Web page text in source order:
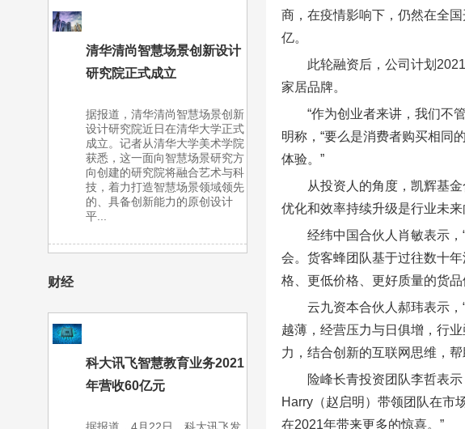
清华清尚智慧场景创新设计
研究院正式成立
据报道，清华清尚智慧场景创新
设计研究院近日在清华大学正式
成立。记者从清华大学美术学院
获悉，这一面向智慧场景研究方
向创建的研究院将融合艺术与科
技，着力打造智慧场景领域领先
的、具备创新能力的原创设计
平...
财经
科大讯飞智慧教育业务2021
年营收60亿元
商，在疫情影响下，仍然在全
亿。
此轮融资后，公司计划
家居品牌。
“作为创业者来讲，我们不
明称，“要么是消费者购买相同
体验。”
从投资人的角度，凯辉基
优化和效率持续升级是行业未
经纬中国合伙人肖敏表示
会。货客蜂团队基于过往数十
格、更低价格、更好质量的货
云九资本合伙人郝玮表示
越薄，经营压力与日俱增，行
力，结合创新的互联网思维，
险峰长青投资团队李哲表
Harry（赵启明）带领团队在市
在2021年带来更多的惊喜。”